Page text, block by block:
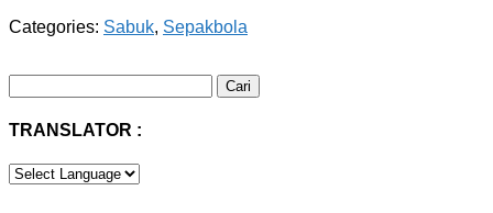
Categories: Sabuk, Sepakbola
untuk:
TRANSLATOR :